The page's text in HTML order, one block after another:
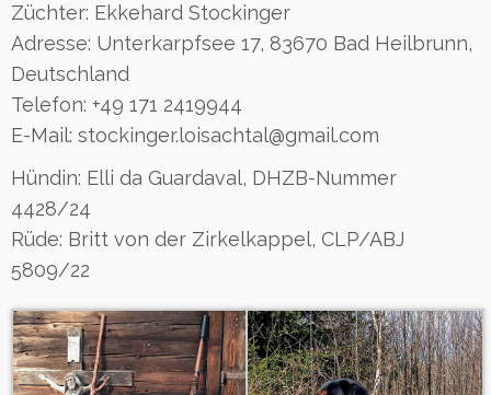
Züchter: Ekkehard Stockinger
Adresse: Unterkarpfsee 17, 83670 Bad Heilbrunn,
Deutschland
Telefon: +49 171 2419944
E-Mail: stockinger.loisachtal@gmail.com
Hündin: Elli da Guardaval, DHZB-Nummer
4428/24
Rüde: Britt von der Zirkelkappel, CLP/ABJ
5809/22